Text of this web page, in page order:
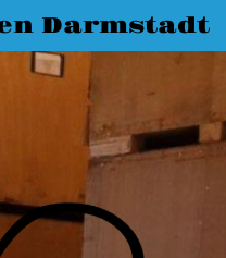
Darmstadt